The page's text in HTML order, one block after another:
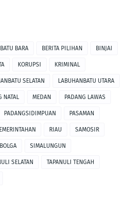
BATU BARA BERITA PILIHAN BINJAI
KORUPSI KRIMINAL
SELATAN LABUHANBATU UTARA
NATAL MEDAN PADANG LAWAS
PADANGSIDIMPUAN PASAMAN
RIAU SAMOSIR
SIMALUNGUN
SELATAN TAPANULI TENGAH